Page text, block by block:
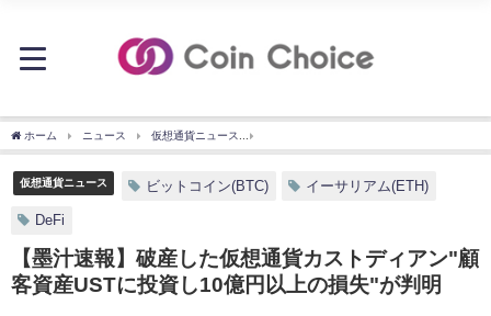
ホーム ニュース 仮想通貨ニュース
仮想通貨ニュース ビットコイン(BTC) イーサリアム(ETH)
DeFi
【墨汁速報】破産した仮想通貨カストディアン"顧
客資産USTに投資し10億円以上の損失"が判明